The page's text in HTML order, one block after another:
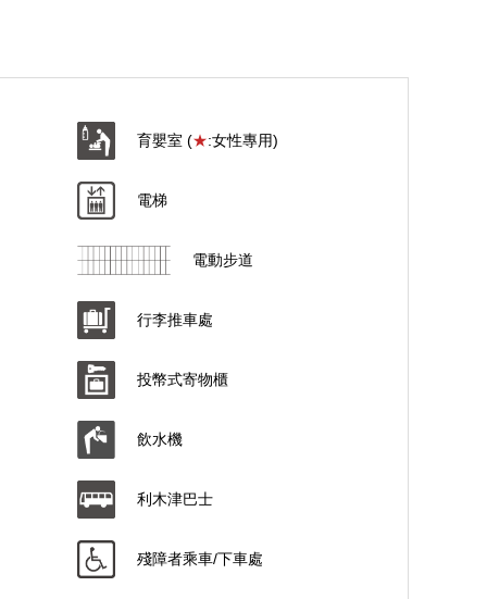
育嬰室 (★:女性專用)
電梯
電動步道
行李推車處
投幣式寄物櫃
飲水機
利木津巴士
殘障者乘車/下車處